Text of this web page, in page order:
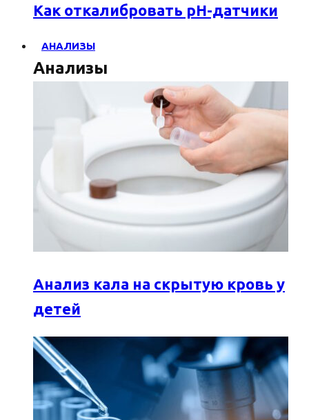
Как откалибровать pH-датчики
АНАЛИЗЫ
Анализы
Анализ кала на скрытую кровь у
детей